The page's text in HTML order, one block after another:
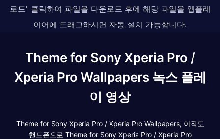
로드" 클릭하여 파일을 다운로드 후에 해당 파일을 앱플레
이어에 드래그하시면 자동 설치 가능합니다.
Theme for Sony Xperia Pro /
Xperia Pro Wallpapers 녹스 플레
이 영상
Theme for Sony Xperia Pro / Xperia Pro Wallpapers, 아직도
핸드폰으로 Theme for Sony Xperia Pro / Xperia Pro